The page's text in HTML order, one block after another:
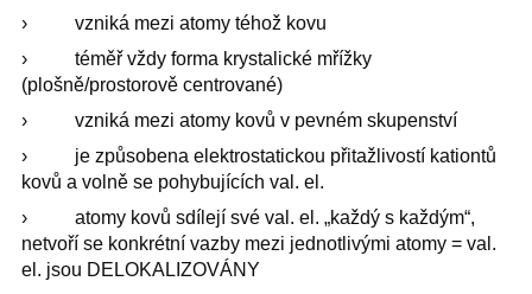
› vzniká mezi atomy téhož kovu
› téměř vždy forma krystalické mřížky
(plošně/prostorově centrované)
› vzniká mezi atomy kovů v pevném skupenství
› je způsobena elektrostatickou přitažlivostí kationtů
kovů a volně se pohybujících val. el.
› atomy kovů sdílejí své val. el. „každý s každým“,
netvoří se konkrétní vazby mezi jednotlivými atomy = val.
el. jsou DELOKALIZOVÁNY